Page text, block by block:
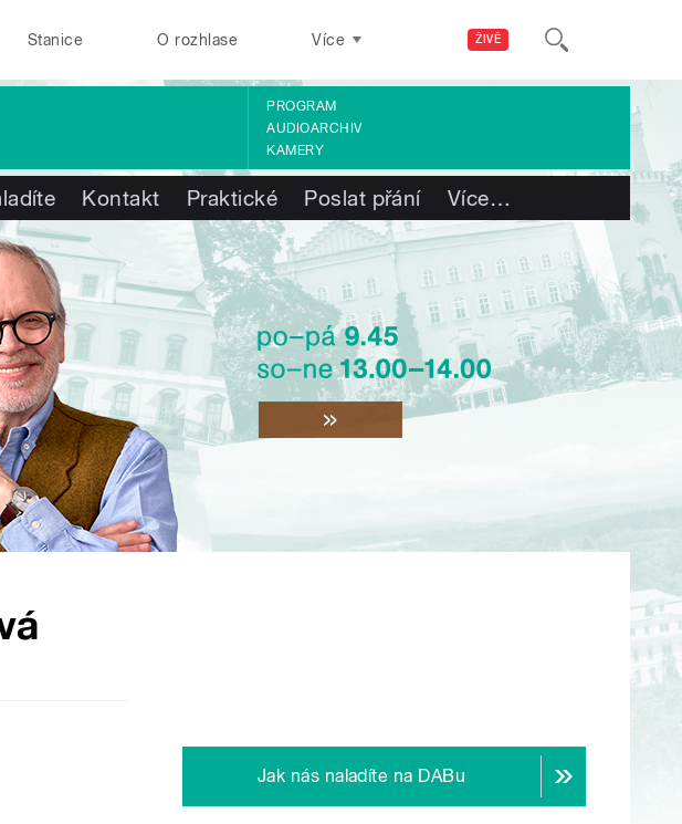
ŽIVĚ
Stanice O rozhlase Více
PROGRAM
AUDIOARCHIV
KAMERY
Kontakt Praktické Poslat přání Více…
Jak nás naladíte na DABu